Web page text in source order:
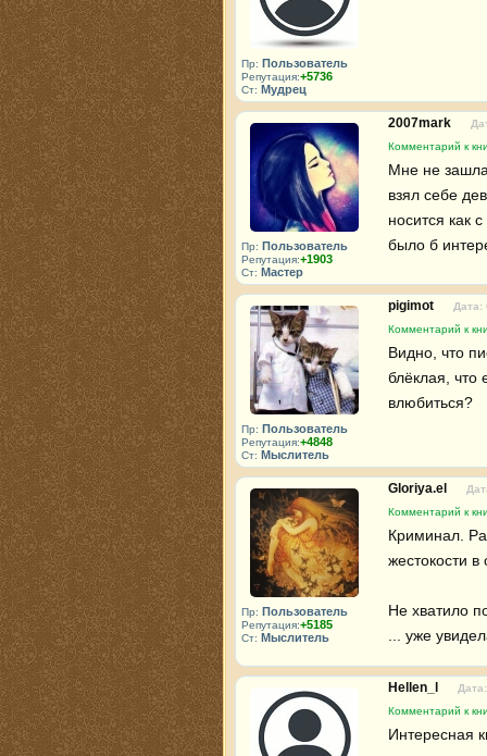
Пр: Пользователь
Репутация:+5736
Ст: Мудрец
Пр: Пользователь
Репутация:+1903
Ст: Мастер
2007mark
Комментарий к
Мне не зашла
взял себе
носится как
было б
Пр: Пользователь
Репутация:+4848
Ст: Мыслитель
pigimot
Дата:
Комментарий к
Видно, что
блёклая, что
влюбиться?
Пр: Пользователь
Репутация:+5185
Ст: Мыслитель
Gloriya.el
Комментарий к
Криминал.
жестокости
Не хватило
... уже
Hellen_l
Комментарий к
Интересная